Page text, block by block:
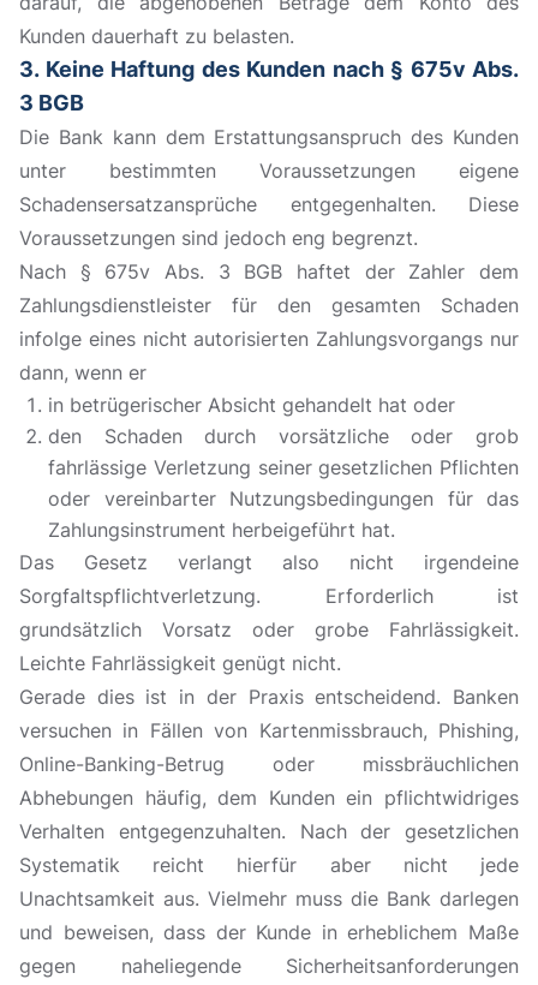
Kunden dauerhaft zu belasten.
3. Keine Haftung des Kunden nach § 675v Abs.
3 BGB
Die Bank kann dem Erstattungsanspruch des Kunden
unter bestimmten Voraussetzungen eigene
Schadensersatzansprüche entgegenhalten. Diese
Voraussetzungen sind jedoch eng begrenzt.
Nach § 675v Abs. 3 BGB haftet der Zahler dem
Zahlungsdienstleister für den gesamten Schaden
infolge eines nicht autorisierten Zahlungsvorgangs nur
dann, wenn er
in betrügerischer Absicht gehandelt hat oder
den Schaden durch vorsätzliche oder grob
fahrlässige Verletzung seiner gesetzlichen Pflichten
oder vereinbarter Nutzungsbedingungen für das
Zahlungsinstrument herbeigeführt hat.
Das Gesetz verlangt also nicht irgendeine
Sorgfaltspflichtverletzung. Erforderlich ist
grundsätzlich Vorsatz oder grobe Fahrlässigkeit.
Leichte Fahrlässigkeit genügt nicht.
Gerade dies ist in der Praxis entscheidend. Banken
versuchen in Fällen von Kartenmissbrauch, Phishing,
Online-Banking-Betrug oder missbräuchlichen
Abhebungen häufig, dem Kunden ein pflichtwidriges
Verhalten entgegenzuhalten. Nach der gesetzlichen
Systematik reicht hierfür aber nicht jede
Unachtsamkeit aus. Vielmehr muss die Bank darlegen
und beweisen, dass der Kunde in erheblichem Maße
gegen naheliegende Sicherheitsanforderungen